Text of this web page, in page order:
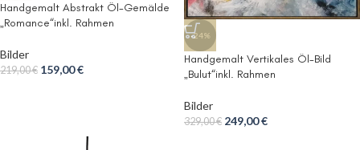
Handgemalt Abstrakt Öl-Gemälde
„Romance“inkl. Rahmen
Bilder
219,00€ 159,00€
-24%
Handgemalt Vertikales Öl-Bild
„Bulut“inkl. Rahmen
Bilder
329,00€ 249,00€